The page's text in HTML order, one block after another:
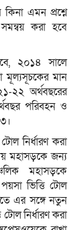
এমন প্রশ্নে
করা হবে
২০১৪ সালে
মূল্যসূচকের মান
২২ অর্থবছরের
পরিবহন ও
নির্ধারণ করা
মহাসড়কে জন্য
মহাসড়কে
ভিত্তি টোল
এর সঙ্গে নতুন
নির্ধারণ করা